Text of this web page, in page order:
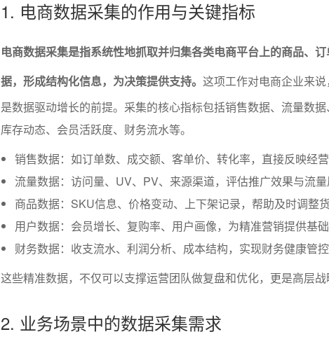
1. 电商数据采集的作用与关键指标
电商数据采集是指系统性地抓取并归集各类电商平台上的商品、
据，形成结构化信息，为决策提供支持。 这项工作对电商企业来
是数据驱动增长的前提。采集的核心指标包括销售数据、流量数据
库存动态、会员活跃度、财务流水等。
销售数据：如订单数、成交额、客单价、转化率，直接反映经营
流量数据：访问量、UV、PV、来源渠道，评估推广效果与流量
商品数据：SKU信息、价格变动、上下架记录，帮助及时调整货
用户数据：会员增长、复购率、用户画像，为精准营销提供基础
财务数据：收支流水、利润分析、成本结构，实现财务健康管控
这些精准数据，不仅可以支撑运营团队做复盘和优化，更是高层战
2. 业务场景中的数据采集需求